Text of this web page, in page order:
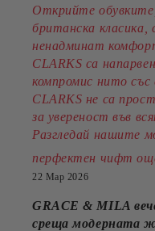
Открийте
британска класика,
ненадминат
CLARKS са
компромис нито
CLARKS не са
за увереност във
Разгледай нашите
перфектен чифт
22 Мар 2026
GRACE & MILA
среща модерната